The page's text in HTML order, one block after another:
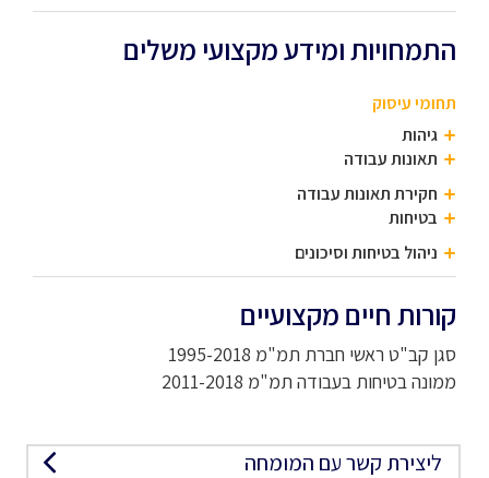
התמחויות ומידע מקצועי משלים
תחומי עיסוק
גיהות
תאונות עבודה
חקירת תאונות עבודה
בטיחות
ניהול בטיחות וסיכונים
קורות חיים מקצועיים
סגן קב"ט ראשי חברת תמ"מ 1995-2018
ממונה בטיחות בעבודה תמ"מ 2011-2018
ליצירת קשר עם המומחה